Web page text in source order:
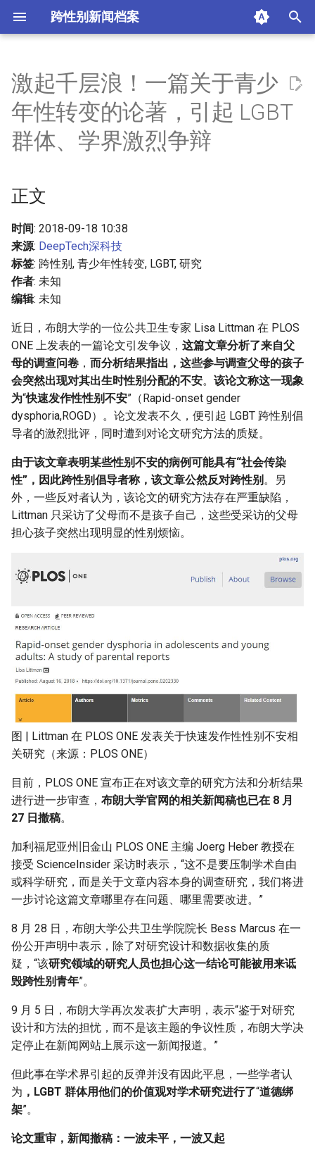
跨性别新闻档案
n
i
i
i
z
n
g
s
e
a
r
h
正文
参考
附加信息 [Processed Page
激起千层浪！一篇关于青少
年性转变的论著，引起 LGBT
群体、学界激烈争辩
正文
时间: 2018-09-18 10:38
来源: DeepTech深科技
标签: 跨性别, 青少年性转变, LGBT, 研究
作者: 未知
编辑: 未知
近日，布朗大学的一位公共卫生专家 Lisa Littman 在 PLOS
ONE 上发表的一篇论文引发争议， 这篇文章分析了来自父
母的调查问卷 ， 而分析结果指出，这些参与调查父母的孩子
会突然出现对其出生时性别分配的不安。 该论文称这一现象
为“快速发作性性别不安”（Rapid-onset gender
dysphoria,ROGD）。论文发表不久，便引起 LGBT 跨性别倡
导者的激烈批评，同时遭到对论文研究方法的质疑。
由于该文章表明某些性别不安的病例可能具有“社会传染
性”，因此跨性别倡导者称，该文章公然反对跨性别 。另
外，一些反对者认为，该论文的研究方法存在严重缺陷，
Littman 只采访了父母而不是孩子自己，这些受采访的父母
担心孩子突然出现明显的性别烦恼。
图 | Littman 在 PLOS ONE 发表关于快速发作性性别不安相
关研究（来源：PLOS ONE）
目前，PLOS ONE 宣布正在对该文章的研究方法和分析结果
进行进一步审查， 布朗大学官网的相关新闻稿也已在 8 月
27 日撤稿。
加利福尼亚州旧金山 PLOS ONE 主编 Joerg Heber 教授在
接受 ScienceInsider 采访时表示，“这不是要压制学术自由
或科学研究，而是关于文章内容本身的调查研究，我们将进
一步讨论这篇文章哪里存在问题、哪里需要改进。”
8 月 28 日，布朗大学公共卫生学院院长 Bess Marcus 在一
份公开声明中表示，除了对研究设计和数据收集的质
疑，“该研究领域的研究人员也担心这一结论可能被用来诋
毁跨性别青年”。
9 月 5 日，布朗大学再次发表扩大声明，表示“鉴于对研究
设计和方法的担忧，而不是该主题的争议性质，布朗大学决
定停止在新闻网站上展示这一新闻报道。”
但此事在学术界引起的反弹并没有因此平息，一些学者认
为 ，LGBT 群体用他们的价值观对学术研究进行了“道德绑
架”。
论文重审，新闻撤稿：一波未平，一波又起